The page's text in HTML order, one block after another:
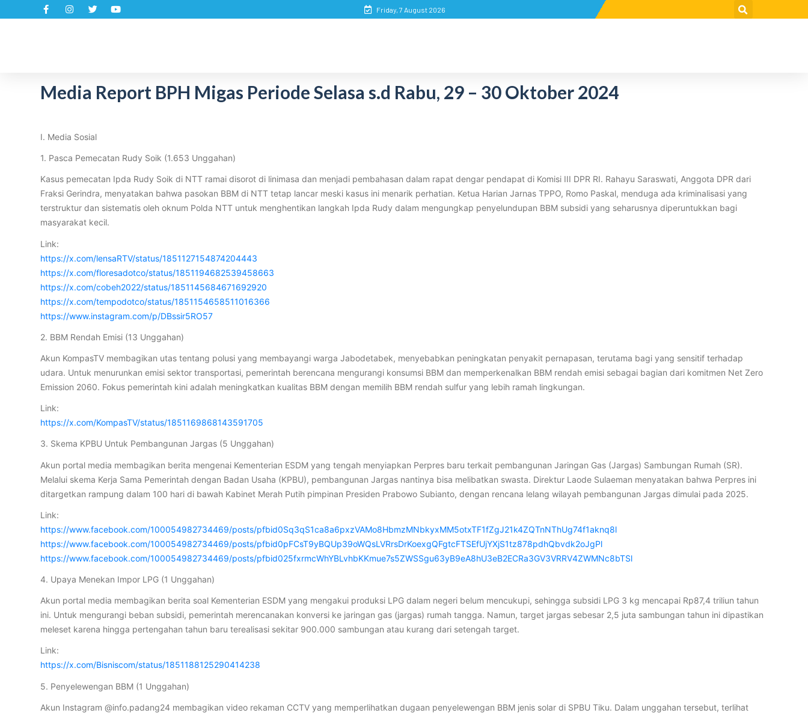
Friday, 7 August 2026
Media Report BPH Migas Periode Selasa s.d Rabu, 29 – 30 Oktober 2024
I. Media Sosial
1. Pasca Pemecatan Rudy Soik (1.653 Unggahan)
Kasus pemecatan Ipda Rudy Soik di NTT ramai disorot di linimasa dan menjadi pembahasan dalam rapat dengar pendapat di Komisi III DPR RI. Rahayu Saraswati, Anggota DPR dari
Fraksi Gerindra, menyatakan bahwa pasokan BBM di NTT tetap lancar meski kasus ini menarik perhatian. Ketua Harian Jarnas TPPO, Romo Paskal, menduga ada kriminalisasi yang
terstruktur dan sistematis oleh oknum Polda NTT untuk menghentikan langkah Ipda Rudy dalam mengungkap penyelundupan BBM subsidi yang seharusnya diperuntukkan bagi
masyarakat kecil.
Link:
https://x.com/lensaRTV/status/1851127154874204443
https://x.com/floresadotco/status/1851194682539458663
https://x.com/cobeh2022/status/1851145684671692920
https://x.com/tempodotco/status/1851154658511016366
https://www.instagram.com/p/DBssir5RO57
2. BBM Rendah Emisi (13 Unggahan)
Akun KompasTV membagikan utas tentang polusi yang membayangi warga Jabodetabek, menyebabkan peningkatan penyakit pernapasan, terutama bagi yang sensitif terhadap
udara. Untuk menurunkan emisi sektor transportasi, pemerintah berencana mengurangi konsumsi BBM dan memperkenalkan BBM rendah emisi sebagai bagian dari komitmen Net Zero
Emission 2060. Fokus pemerintah kini adalah meningkatkan kualitas BBM dengan memilih BBM rendah sulfur yang lebih ramah lingkungan.
Link:
https://x.com/KompasTV/status/1851169868143591705
3. Skema KPBU Untuk Pembangunan Jargas (5 Unggahan)
Akun portal media membagikan berita mengenai Kementerian ESDM yang tengah menyiapkan Perpres baru terkait pembangunan Jaringan Gas (Jargas) Sambungan Rumah (SR).
Melalui skema Kerja Sama Pemerintah dengan Badan Usaha (KPBU), pembangunan Jargas nantinya bisa melibatkan swasta. Direktur Laode Sulaeman menyatakan bahwa Perpres ini
ditargetkan rampung dalam 100 hari di bawah Kabinet Merah Putih pimpinan Presiden Prabowo Subianto, dengan rencana lelang wilayah pembangunan Jargas dimulai pada 2025.
Link:
https://www.facebook.com/100054982734469/posts/pfbid0Sq3qS1ca8a6pxzVAMo8HbmzMNbkyxMM5otxTF1fZgJ21k4ZQTnNThUg74f1aknq8l
https://www.facebook.com/100054982734469/posts/pfbid0pFCsT9yBQUp39oWQsLVRrsDrKoexgQFgtcFTSEfUjYXjS1tz878pdhQbvdk2oJgPl
https://www.facebook.com/100054982734469/posts/pfbid025fxrmcWhYBLvhbKKmue7s5ZWSSgu63yB9eA8hU3eB2ECRa3GV3VRRV4ZWMNc8bTSl
4. Upaya Menekan Impor LPG (1 Unggahan)
Akun portal media membagikan berita soal Kementerian ESDM yang mengakui produksi LPG dalam negeri belum mencukupi, sehingga subsidi LPG 3 kg mencapai Rp87,4 triliun tahun
ini. Untuk mengurangi beban subsidi, pemerintah merencanakan konversi ke jaringan gas (jargas) rumah tangga. Namun, target jargas sebesar 2,5 juta sambungan tahun ini dipastikan
meleset karena hingga pertengahan tahun baru terealisasi sekitar 900.000 sambungan atau kurang dari setengah target.
Link:
https://x.com/Bisniscom/status/1851188125290414238
5. Penyelewengan BBM (1 Unggahan)
Akun Instagram @info.padang24 membagikan video rekaman CCTV yang memperlihatkan dugaan penyelewengan BBM jenis solar di SPBU Tiku. Dalam unggahan tersebut, terlihat